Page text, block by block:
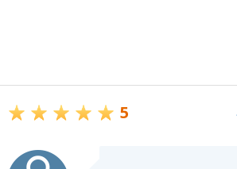
N様のご協力があり、無事に取引を
確定申告の件ですが、遠方でお会い
お気軽にお声がけください。
今後とも弊社を末永くご愛顧賜りま
5